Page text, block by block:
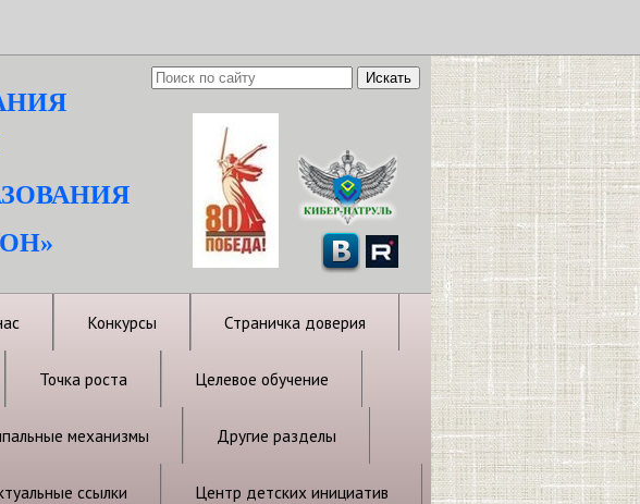
Конкурсы Страничка доверия
Точка роста Целевое обучение
механизмы Другие разделы
ссылки Центр детских инициатив